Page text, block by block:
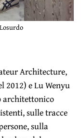
Architecture,
2012) e Lu Wenyu
architettonico
sulle tracce
sulla